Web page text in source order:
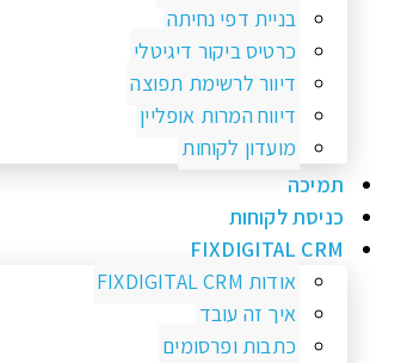
בניית דפי נחיתה
כרטיס ביקור דיגיטלי
דיוור לרשימת תפוצה
דיווח המרות אופליין
מועדון לקוחות
תמיכה
כניסת לקוחות
FIXDIGITAL CRM
אודות FIXDIGITAL CRM
איך זה עובד
כתבות ופרסומים